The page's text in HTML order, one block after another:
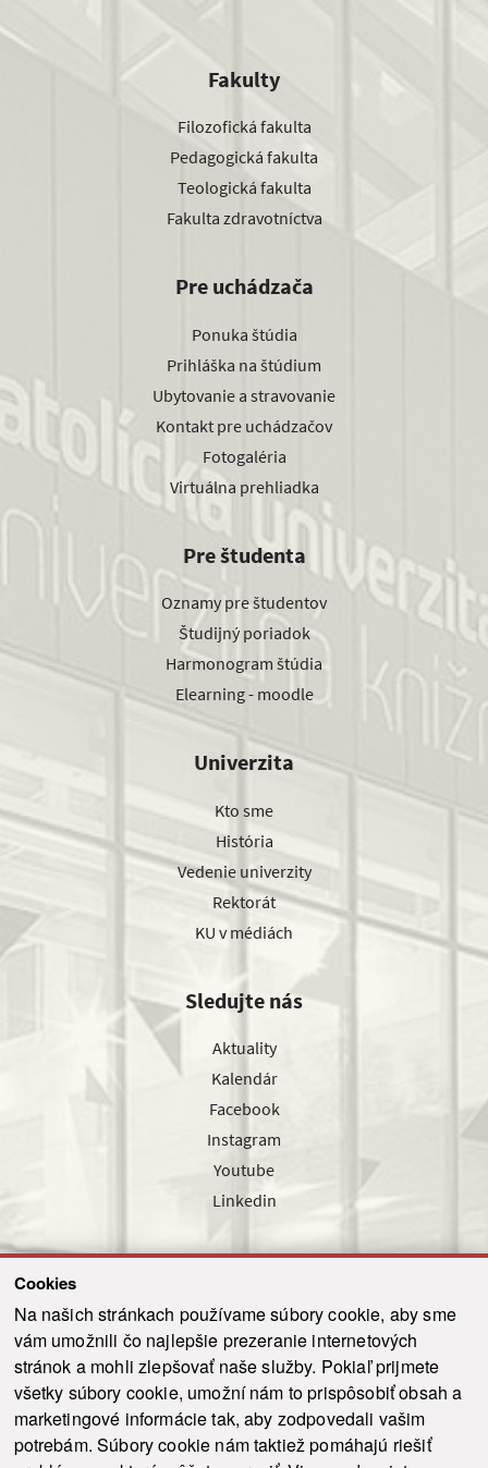
Cookies
Na našich stránkach používame súbory cookie, aby sme
vám umožnili čo najlepšie prezeranie internetových
stránok a mohli zlepšovať naše služby. Pokiaľ prijmete
všetky súbory cookie, umožní nám to prispôsobiť obsah a
marketingové informácie tak, aby zodpovedali vašim
potrebám. Súbory cookie nám taktiež pomáhajú riešiť
Fakulty
Filozofická fakulta
Pedagogická fakulta
Teologická fakulta
Fakulta zdravotníctva
Pre uchádzača
Ponuka štúdia
Prihláška na štúdium
Ubytovanie a stravovanie
Kontakt pre uchádzačov
Fotogaléria
Virtuálna prehliadka
Pre študenta
Oznamy pre študentov
Študijný poriadok
Harmonogram štúdia
Elearning - moodle
Univerzita
Kto sme
História
Vedenie univerzity
Rektorát
KU v médiách
Sledujte nás
Aktuality
Kalendár
Facebook
Instagram
Youtube
Linkedin
Odoslať